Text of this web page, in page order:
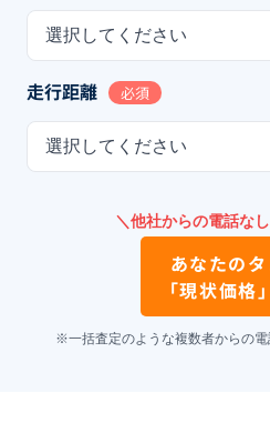
選択してください
走行距離 必須
選択してください
＼他社からの電話な
あなたの
「現状価格
※一括査定のような複数者からの